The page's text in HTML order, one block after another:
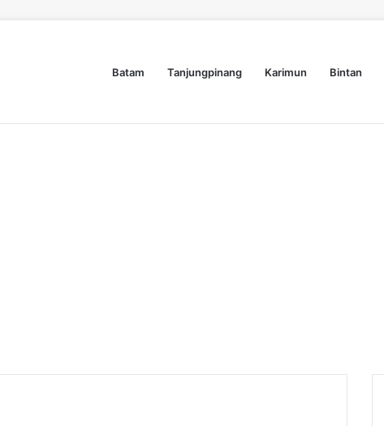
Batam Tanjungpinang Karimun Bintan
Dyra Group Luncurkan Dyra Terranova, Teguh Girsang Bawa Semangat Anak Muda Bangun Masa Depan Properti Batam